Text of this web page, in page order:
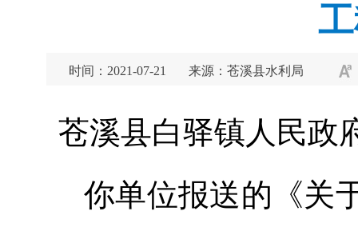
时间：2021-07-21 来源：苍溪县水利局
苍溪县白驿镇人民政
你单位报送的《关